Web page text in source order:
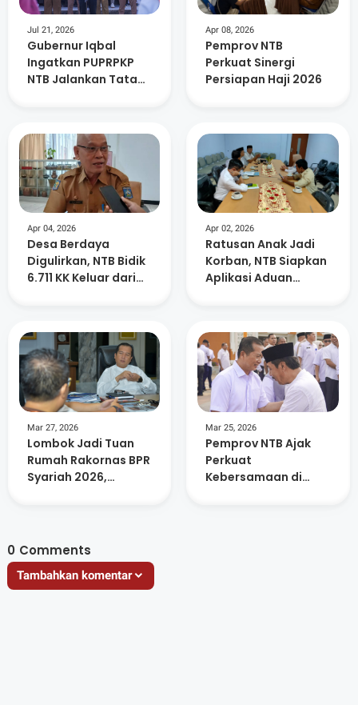
Jul 21, 2026
Gubernur Iqbal
Ingatkan PUPRPKP
NTB Jalankan Tata
Apr 08, 2026
Pemprov NTB
Perkuat Sinergi
Persiapan Haji 2026
Apr 04, 2026
Desa Berdaya
Digulirkan, NTB Bidik
6.711 KK Keluar dari
Apr 02, 2026
Ratusan Anak Jadi
Korban, NTB Siapkan
Aplikasi Aduan
Mar 27, 2026
Lombok Jadi Tuan
Rumah Rakornas BPR
Syariah 2026,
Mar 25, 2026
Pemprov NTB Ajak
Perkuat
Kebersamaan di
0 Comments
Tambahkan komentar